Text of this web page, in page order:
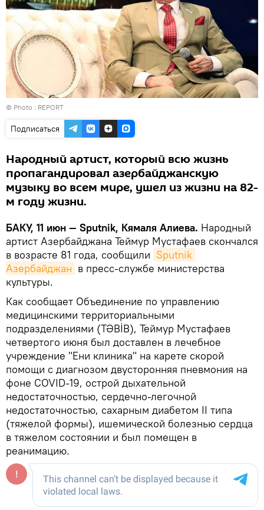
© Photo : REPORT
Подписаться
Народный артист, который всю жизнь
пропагандировал азербайджанскую
музыку во всем мире, ушел из жизни на 82-
м году жизни.
БАКУ, 11 июн — Sputnik, Кямаля Алиева. Народный
артист Азербайджана Теймур Мустафаев скончался
в возрасте 81 года, сообщили Sputnik
Азербайджан в пресс-службе министерства
культуры.
Как сообщает Объединение по управлению
медицинскими территориальными
подразделениями (TƏBİB), Теймур Мустафаев
четвертого июня был доставлен в лечебное
учреждение "Ени клиника" на карете скорой
помощи с диагнозом двусторонняя пневмония на
фоне COVID-19, острой дыхательной
недостаточностью, сердечно-легочной
недостаточностью, сахарным диабетом II типа
(тяжелой формы), ишемической болезнью сердца
в тяжелом состоянии и был помещен в
реанимацию.